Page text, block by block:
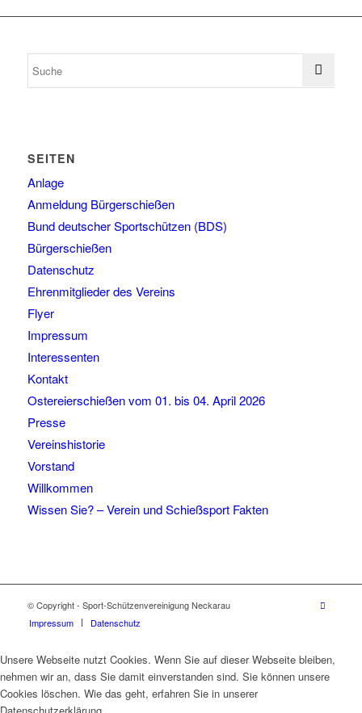
SEITEN
Anlage
Anmeldung Bürgerschießen
Bund deutscher Sportschützen (BDS)
Bürgerschießen
Datenschutz
Ehrenmitglieder des Vereins
Flyer
Impressum
Interessenten
Kontakt
Ostereierschießen vom 01. bis 04. April 2026
Presse
Vereinshistorie
Vorstand
Willkommen
Wissen Sie? – Verein und Schießsport Fakten
© Copyright - Sport-Schützenvereinigung Neckarau
Impressum
Datenschutz
Unsere Webseite nutzt Cookies. Wenn Sie auf dieser Webseite bleiben,
nehmen wir an, dass Sie damit einverstanden sind. Sie können unsere
Cookies löschen. Wie das geht, erfahren Sie in unserer